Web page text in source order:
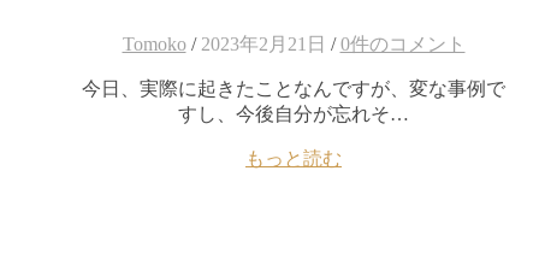
Tomoko / 2023年2月21日 / 0件のコメント
今日、実際に起きたことなんですが、変な事例で
すし、今後自分が忘れそ…
もっと読む